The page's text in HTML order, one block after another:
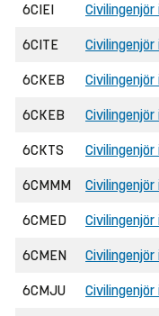
6CIEI
6CITE
6CKEB
6CKEB
6CKTS
6CMMM
6CMED
6CMEN
6CMJU